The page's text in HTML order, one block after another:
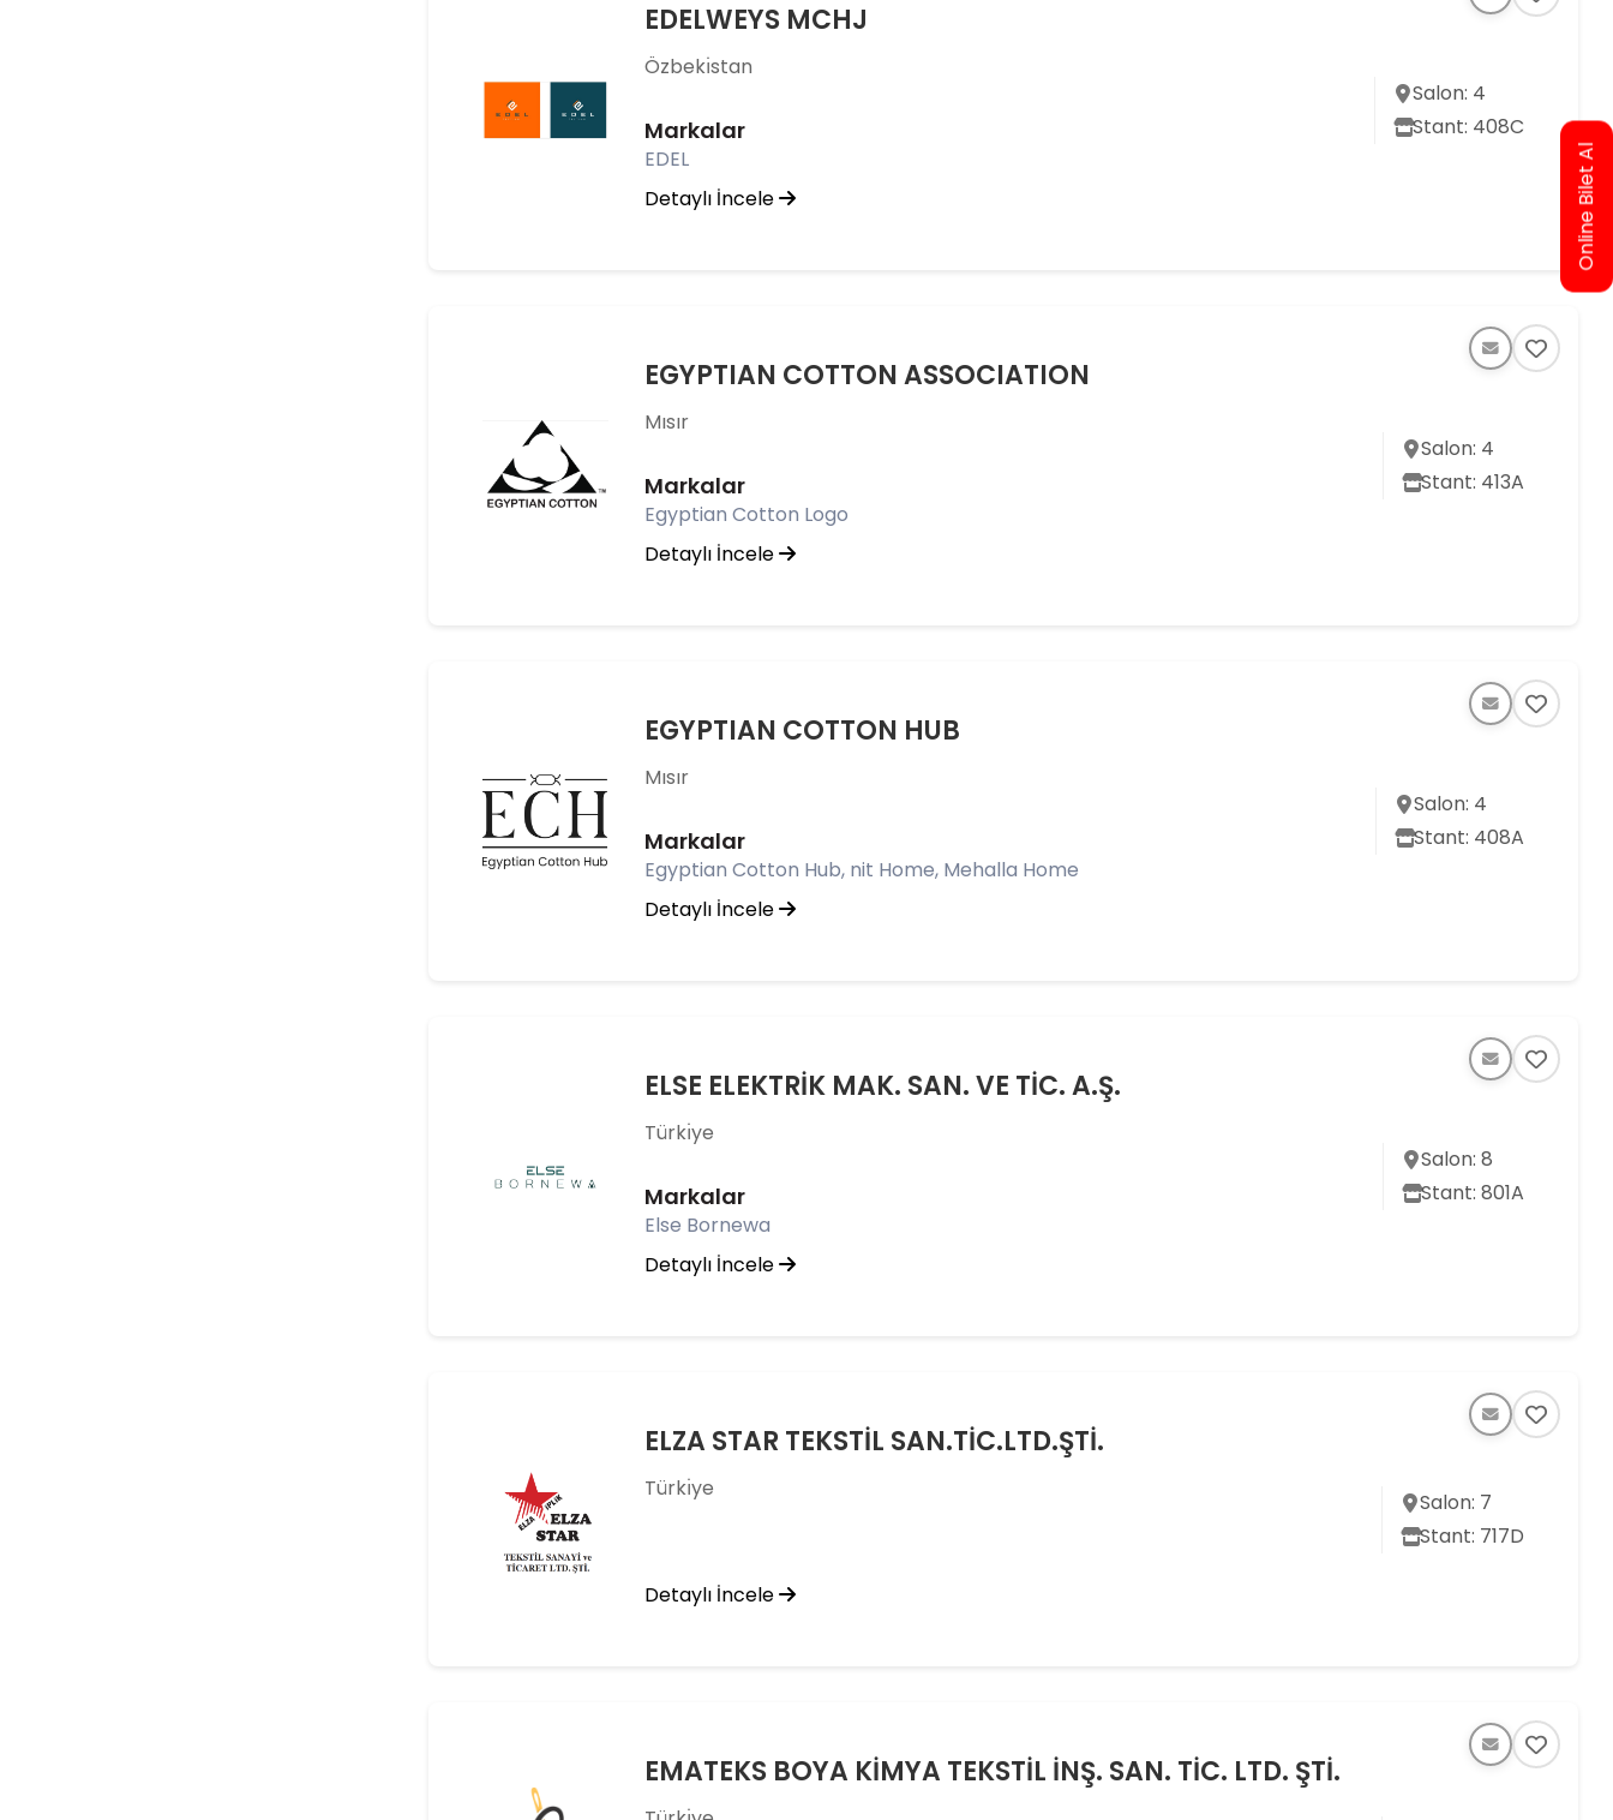
EDELWEYS MCHJ
Özbekı̇stan
Markalar
EDEL
Detaylı İncele
Salon: 4
Stant: 408C
EGYPTIAN COTTON ASSOCIATION
Mısır
Markalar
Egyptian Cotton Logo
Detaylı İncele
Salon: 4
Stant: 413A
EGYPTIAN COTTON HUB
Mısır
Markalar
Egyptian Cotton Hub, nit Home, Mehalla Home
Detaylı İncele
Salon: 4
Stant: 408A
ELSE ELEKTRİK MAK. SAN. VE TİC. A.Ş.
Türkı̇ye
Markalar
Else Bornewa
Detaylı İncele
Salon: 8
Stant: 801A
ELZA STAR TEKSTİL SAN.TİC.LTD.ŞTİ.
Türkı̇ye
Detaylı İncele
Salon: 7
Stant: 717D
EMATEKS BOYA KİMYA TEKSTİL İNŞ. SAN. TİC. LTD. ŞTİ.
Online Bilet Al